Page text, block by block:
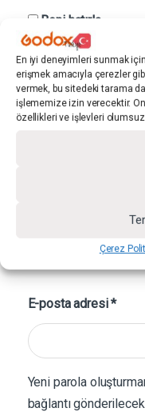
En iyi deneyimleri sunmak
erişmek amacıyla çerezler
vermek, bu sitedeki tarama
işlememize izin verecektir.
özellikleri ve işlevleri
Çerez
Beni hatırla
Giriş Yap
Parolanızı mı
Kişiselleştirilmiş bir
E-posta adresi*
Yeni parola
bağlantı